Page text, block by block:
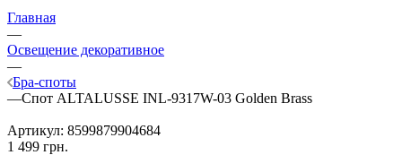
Главная
—
Освещение декоративное
—
Бра-споты
—Спот ALTALUSSE INL-9317W-03 Golden Brass
Артикул: 8599879904684
1 499 грн.